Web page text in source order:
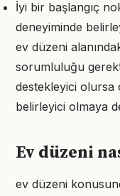
İyi bir başlangıç
deneyiminde
ev düzeni
sorumluluğu
destekleyici
belirleyici olmaya
Ev düzeni
ev düzeni